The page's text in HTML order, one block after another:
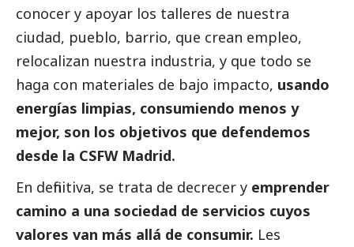
conocer y apoyar los talleres de nuestra
ciudad, pueblo, barrio, que crean empleo,
relocalizan nuestra industria, y que todo se
haga con materiales de bajo impacto, usando
energías limpias, consumiendo menos y
mejor, son los objetivos que defendemos
desde la CSFW Madrid.
En definitiva, se trata de decrecer y emprender
camino a una sociedad de servicios cuyos
valores van más allá de consumir. Les